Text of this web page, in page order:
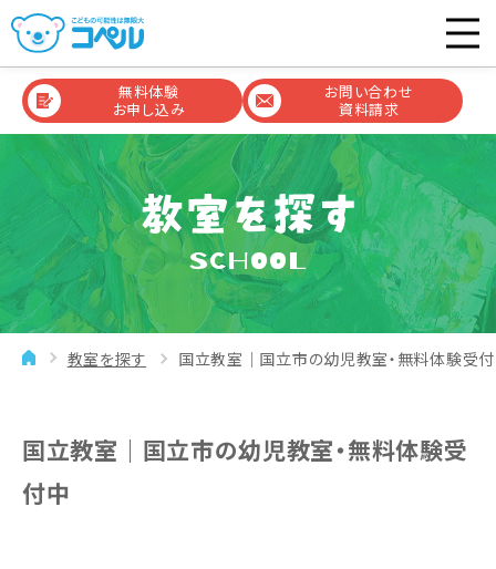
無料体験
お申し込み
お問い合わせ
資料請求
SCHOOL
教室を探す 国立教室｜国立市の幼児教室・無料体験受
国立教室｜国立市の幼児教室・無料体験受
付中